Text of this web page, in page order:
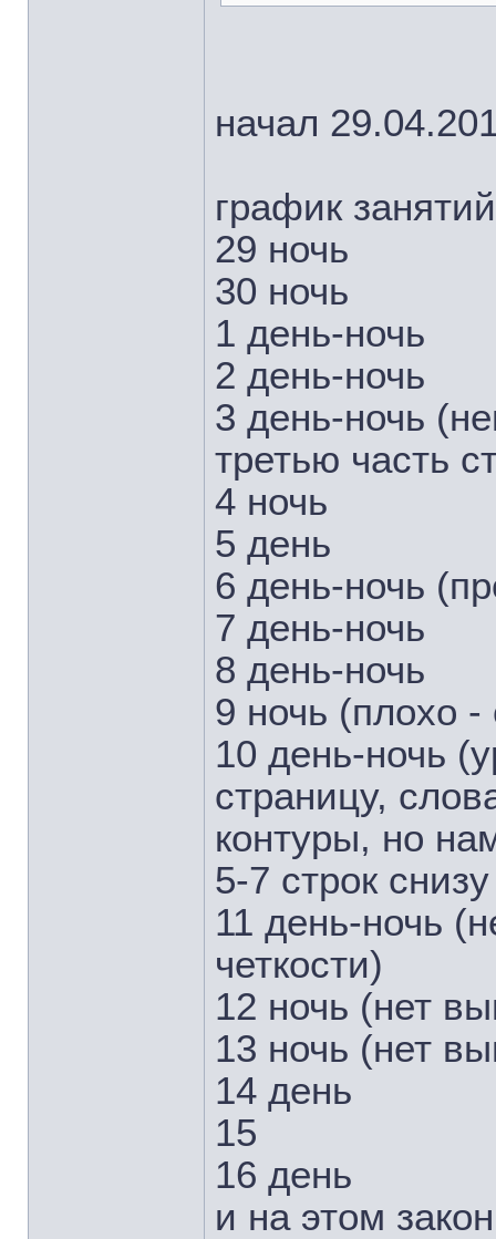
начал
график занятий
29 ночь
30 ночь
1 день-ночь
2 день-ночь
3 день-ночь
третью часть
4 ночь
5 день
6 день-ночь
7 день-ночь
8 день-ночь
9 ночь (плохо -
10 день-ночь
страницу,
контуры, но
5-7 строк
11 день-ночь
четкости)
12 ночь (нет
13 ночь (нет
14 день
15
16 день
и на этом